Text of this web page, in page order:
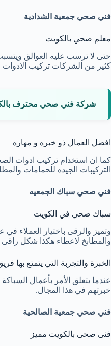
فني صحي جمعية الشدادية
معلم صحي بالكويت
حتى لا ترسب عليه العوالق
كثير من الشركات تركيب
شركة فني صحي محترف
افضل العمال ذو خبره و مهاره
كما ان استخدام تركيب ادوات
التركيبات الجيده للحمامات
فني صحي سباك الجمعيه
سباك صحي في الكويت
وتميز والرقى باختيار العملاء في
والمطابخ لاعطاء هكذا شكل
الخبرة والتجربة التي يتمتع
عندما يتعلق الأمر بأعمال
خبرتهم في هذا المجال.
فني صحي جمعية الصالحية
فنى صحى بالكويت مميز